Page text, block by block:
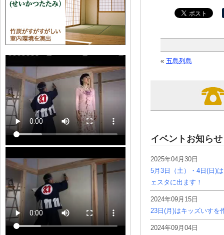
« 五島列島
イベントお知らせ
2025年04月30日
5月3日（土）・4日(日)
ェスタに出ます！
2024年09月15日
23日(月)はキッズいすを
2024年09月04日